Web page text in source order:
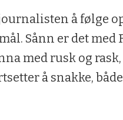
å følge
Sånn er det med
med rusk og
å snakke,